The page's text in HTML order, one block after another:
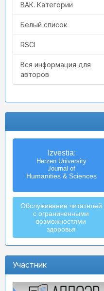
ВАК. Категории
Белый список
RSCI
Вся информация для
авторов
Известия
Российского государственного
педагогического университета
им. А.И. Герцена
Обслуживание читателей
с ограниченными
возможностями
здоровья
Участник